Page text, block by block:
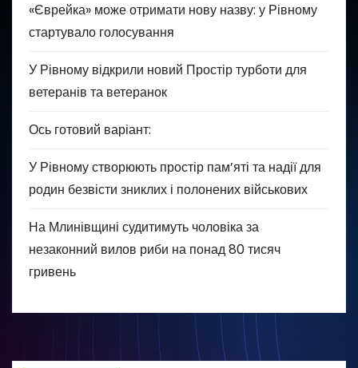
«Єврейка» може отримати нову назву: у Рівному
стартувало голосування
У Рівному відкрили новий Простір турботи для
ветеранів та ветеранок
Ось готовий варіант:
У Рівному створюють простір пам’яті та надії для
родин безвісти зниклих і полонених військових
На Млинівщині судитимуть чоловіка за
незаконний вилов риби на понад 80 тисяч
гривень